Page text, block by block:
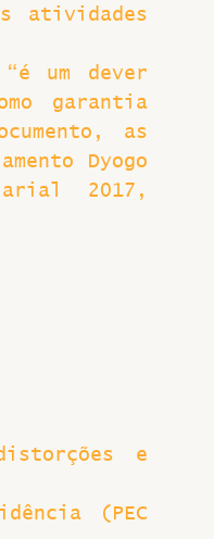
atividades
um dever
garantia
as
Dyogo
2017,
e
(PEC